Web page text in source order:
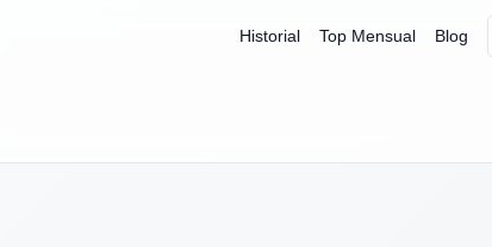
Historial Top Mensual Blog